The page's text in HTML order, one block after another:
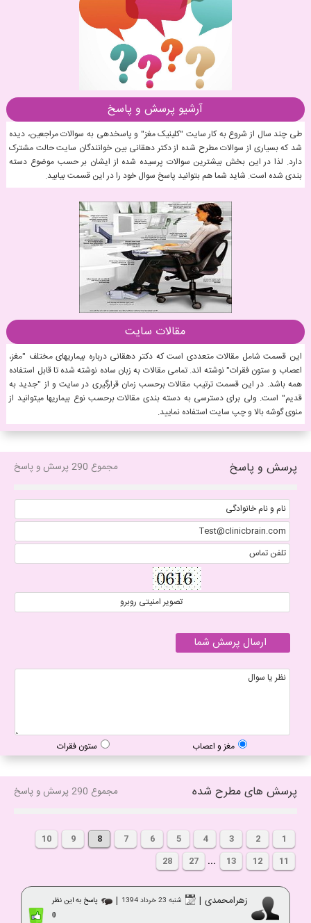
آرشیو پرسش و پاسخ
طی چند سال از شروع به کار سایت "کلینیک مغز" و پاسخدهی به سوالات مراجعین، دیده
شد که بسیاری از سوالات مطرح شده از دکتر دهقانی بین خوانندگان سایت حالت مشترک
دارد. لذا در این بخش بیشترین سوالات پرسیده شده از ایشان بر حسب موضوع دسته
بندی شده است. شاید شما هم بتوانید پاسخ سوال خود را در این قسمت بیابید.
مقالات سایت
این قسمت شامل مقالات متعددی است که دکتر دهقانی درباره بیماریهای مختلف "مغز،
اعصاب و ستون فقرات" نوشته اند. تمامی مقالات به زبان ساده نوشته شده تا قابل استفاده
همه باشد. در این قسمت ترتیب مقالات برحسب زمان قرارگیری در سایت و از "جدید به
قدیم" است. ولی برای دسترسی به دسته بندی مقالات برحسب نوع بیماریها میتوانید از
منوی گوشه بالا و چپ سایت استفاده نمایید.
پرسش و پاسخ مجموع 290 پرسش و پاسخ
مغز و اعصاب ستون فقرات
پرسش های مطرح شده مجموع 290 پرسش و پاسخ
1
2
3
4
5
6
7
8
9
10
11
12
13
...
27
28
زهرامحمدی | شنبه 23 خرداد 1394 | پاسخ به این نظر
0